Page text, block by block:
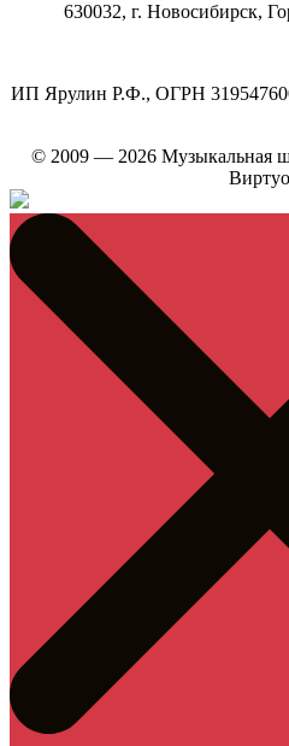
630032, г. Новосибирск,
ИП Ярулин Р.Ф., ОГРН
© 2009 — 2026 Музыкальная